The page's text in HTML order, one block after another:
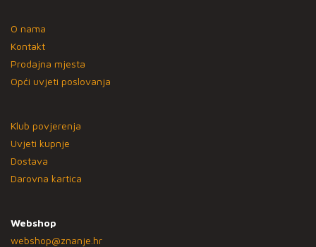
O nama
Kontakt
Prodajna mjesta
Opći uvjeti poslovanja
Klub povjerenja
Uvjeti kupnje
Dostava
Darovna kartica
Webshop
webshop@znanje.hr